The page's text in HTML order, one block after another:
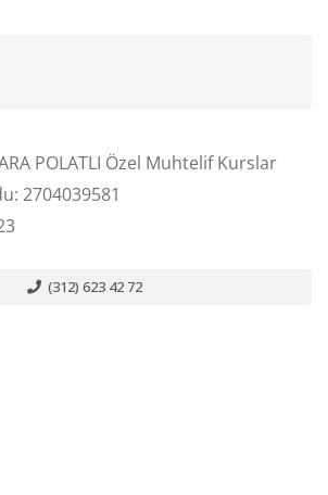
POLATLI Özel Muhtelif Kurslar
2704039581
(312) 623 42 72